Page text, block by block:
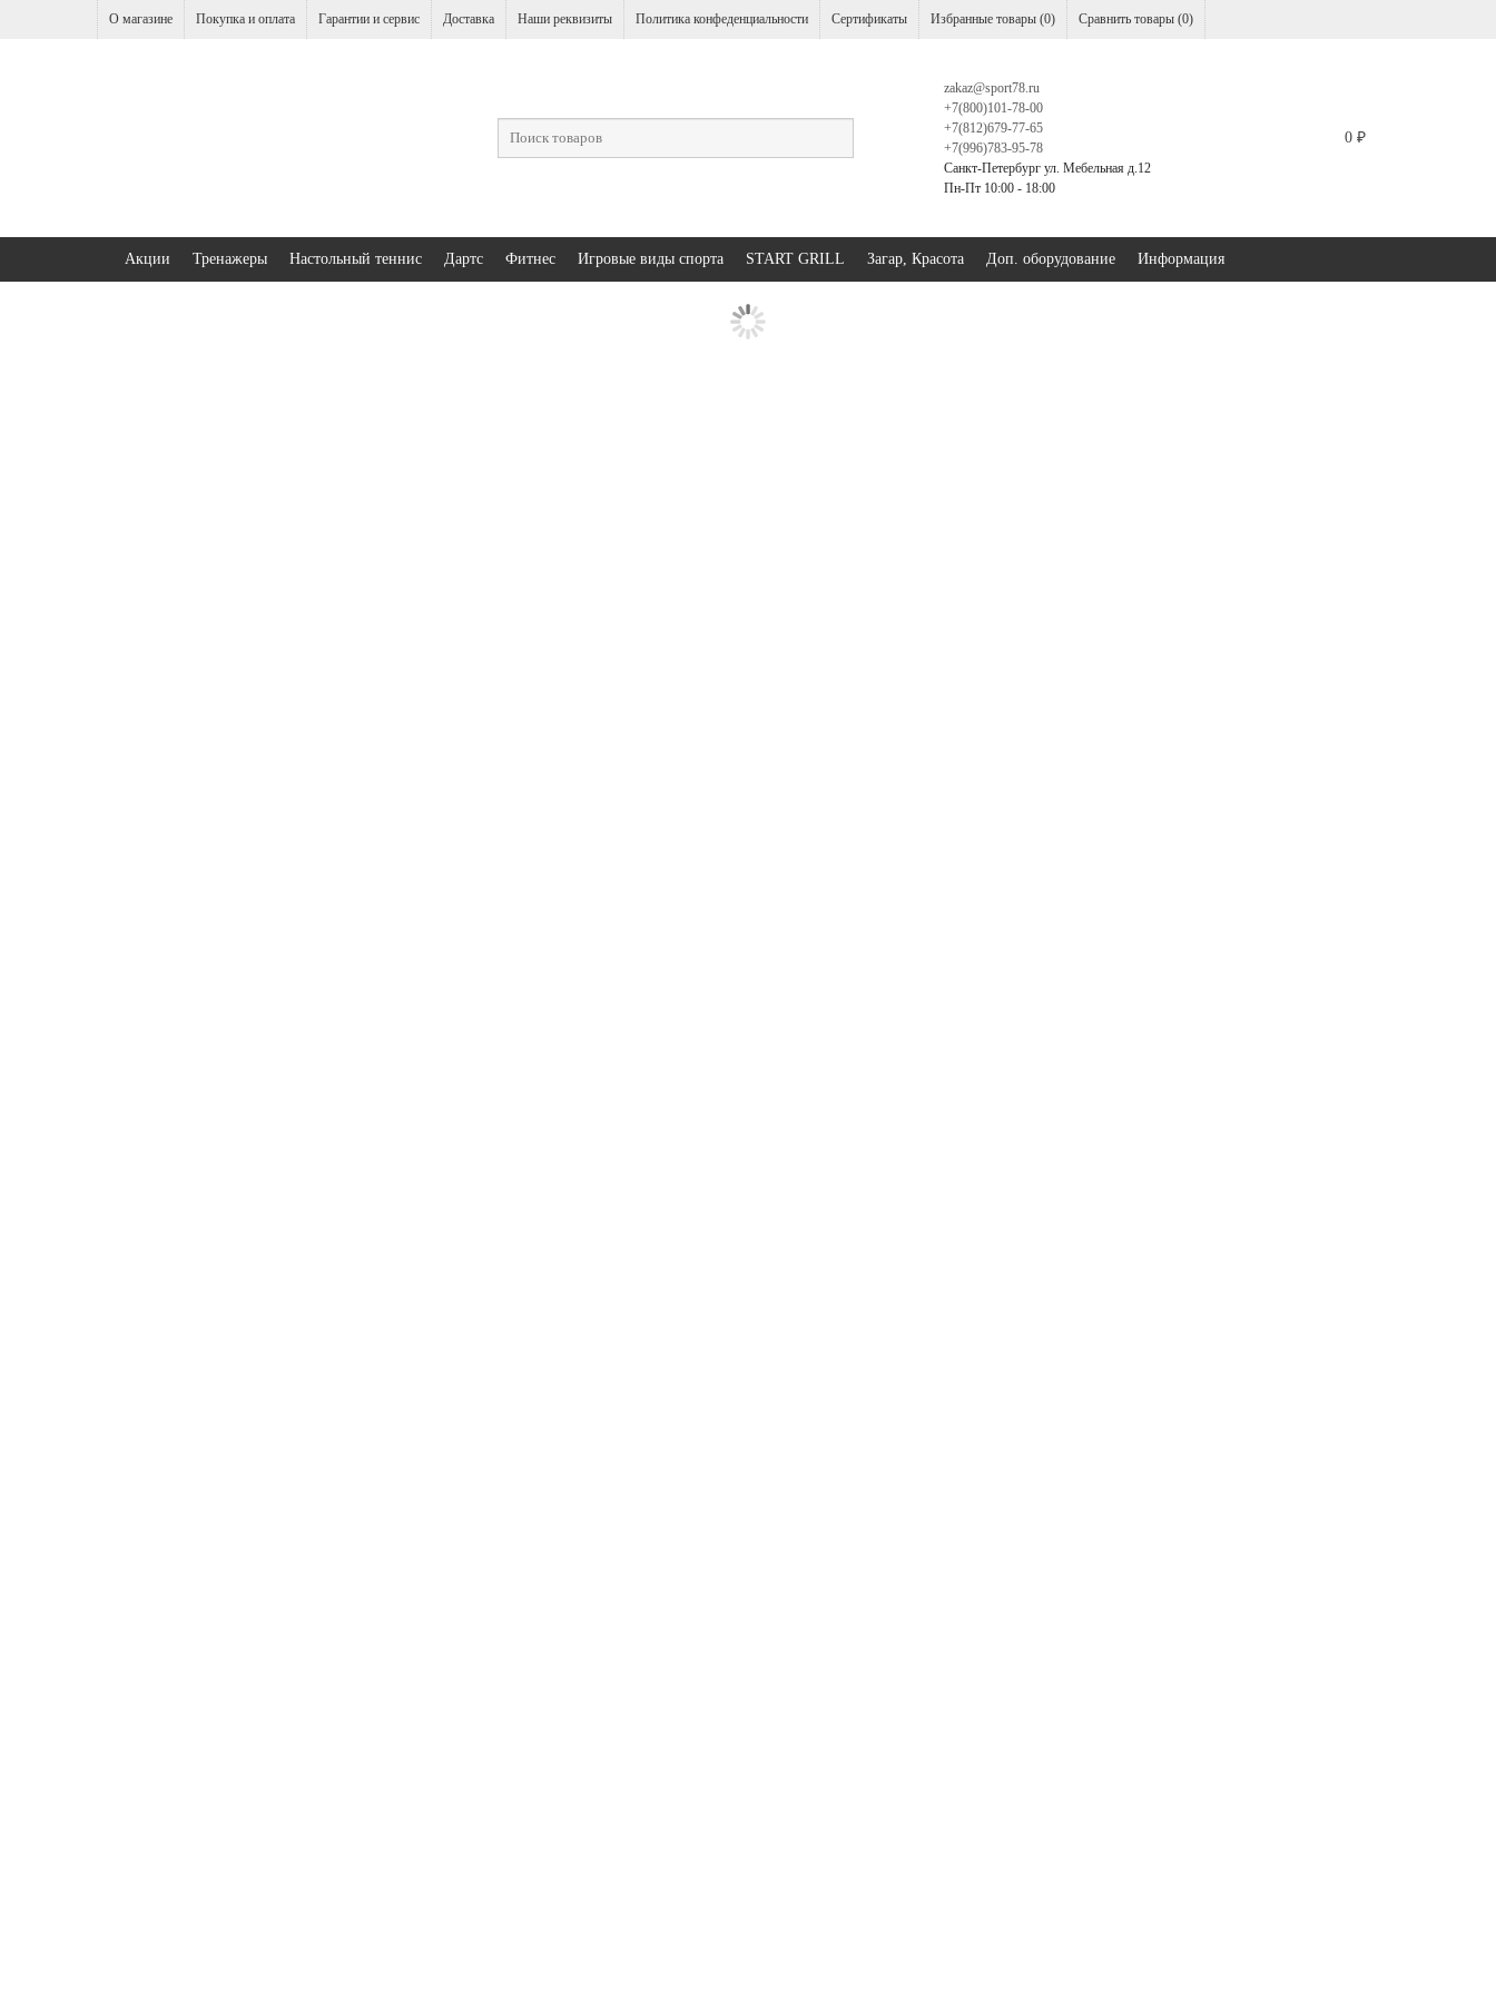
О магазине Покупка и оплата Гарантии и сервис Доставка Наши реквизиты Политика конфеденциальности Сертификаты Избранные товары (0) Сравнить товары (0)
zakaz@sport78.ru
+7(800)101-78-00
+7(812)679-77-65
+7(996)783-95-78
Санкт-Петербург ул. Мебельная д.12
Пн-Пт 10:00 - 18:00
0 ₽
Акции Тренажеры Настольный теннис Дартс Фитнес Игровые виды спорта START GRILL Загар, Красота Доп. оборудование Информация